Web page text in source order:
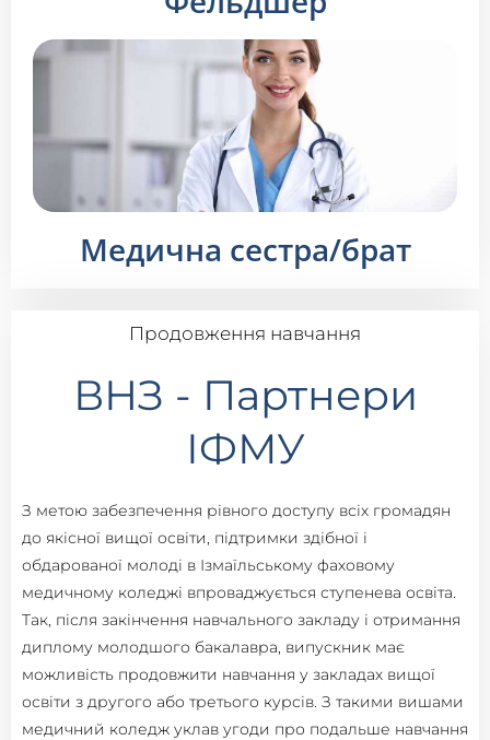
Медична сестра/брат
Продовження навчання
ВНЗ - Партнери
ІФМУ
З метою забезпечення рівного доступу всіх громадян
до якісної вищої освіти, підтримки здібної і
обдарованої молоді в Ізмаїльському фаховому
медичному коледжі впроваджується ступенева освіта.
Так, після закінчення навчального закладу і отримання
диплому молодшого бакалавра, випускник має
можливість продовжити навчання у закладах вищої
освіти з другого або третього курсів. З такими вишами
медичний коледж уклав угоди про подальше навчання